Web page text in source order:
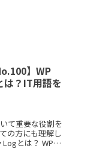
】WP
？IT用語を
て重要な役割を
の方にも理解し
とは？ WP